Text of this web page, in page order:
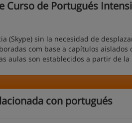
Curso de Portugués
(Skype) sin la necesidad de
com base a capítulos aislados
aulas son establecidos a partir de
con portugués